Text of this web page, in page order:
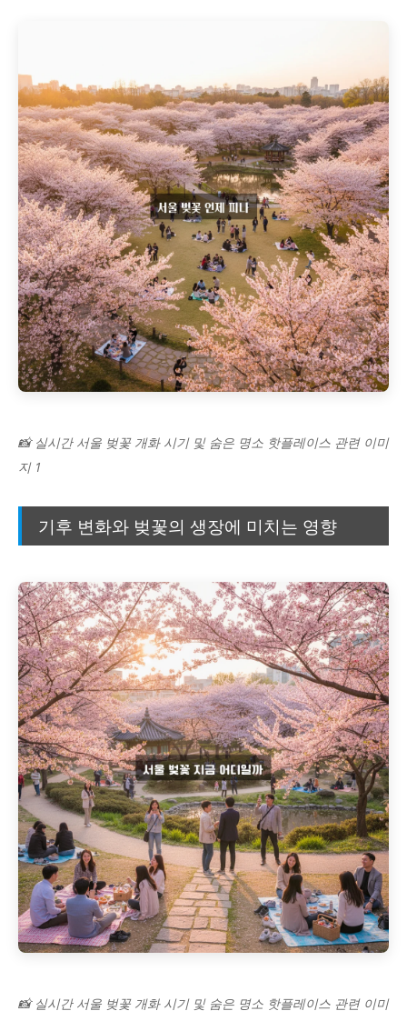
📸 실시간 서울 벚꽃 개화 시기 및 숨은 명소 핫플레이스 관련 이미
지 1
기후 변화와 벚꽃의 생장에 미치는 영향
📸 실시간 서울 벚꽃 개화 시기 및 숨은 명소 핫플레이스 관련 이미